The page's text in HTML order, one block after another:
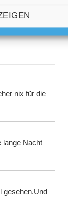
nix für die
lange Nacht
gesehen.Und